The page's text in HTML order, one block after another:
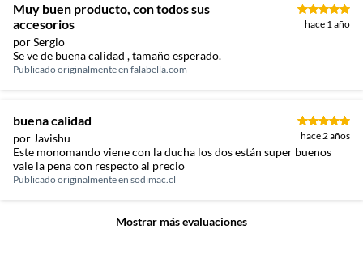
Muy buen producto, con todos sus
accesorios
por Sergio
hace 1 año
Se ve de buena calidad , tamaño esperado.
Publicado originalmente en falabella.com
buena calidad
por Javishu hace 2 años
Este monomando viene con la ducha los dos están super buenos
vale la pena con respecto al precio
Publicado originalmente en sodimac.cl
Mostrar más evaluaciones